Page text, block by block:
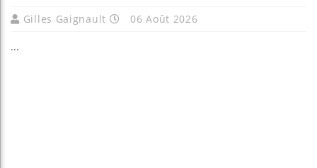
Gilles Gaignault 06 Août 2026
...